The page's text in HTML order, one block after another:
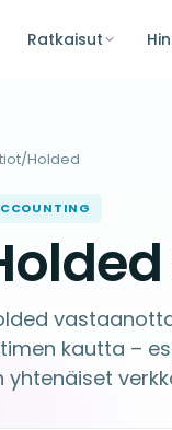
Ratkaisut
/Holded
kautta –
yhtenäiset